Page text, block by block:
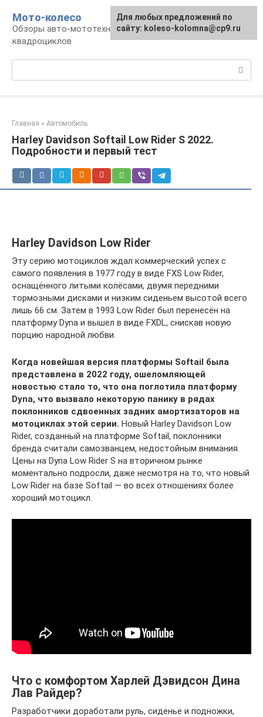
контенту
Мото-колесо
Обзоры авто-мототехники, снегоходов,
квадроциклов
Главная » Автомобиль
Harley Davidson Softail Low Rider S 2022.
Подробности и первый тест
Harley Davidson Low Rider
Эту серию мотоциклов ждал коммерческий успех с
самого появления в 1977 году в виде FXS Low Rider,
оснащённого литыми колёсами, двумя передними
тормозными дисками и низким сиденьем высотой всего
лишь 66 см. Затем в 1993 Low Rider был перенесён на
платформу Dyna и вышел в виде FXDL, снискав новую
порцию народной любви.
Когда новейшая версия платформы Softail была
представлена в 2022 году, ошеломляющей
новостью стало то, что она поглотила платформу
Dyna, что вызвало некоторую панику в рядах
поклонников сдвоенных задних амортизаторов на
мотоциклах этой серии. Новый Harley Davidson Low
Rider, созданный на платформе Softail, поклонники
бренда считали самозванцем, недостойным внимания.
Цены на Dyna Low Rider S на вторичном рынке
моментально подросли, даже несмотря на то, что новый
Low Rider на базе Softail — во всех отношениях более
хороший мотоцикл.
Что с комфортом Харлей Дэвидсон Дина
Лав Райдер?
Разработчики доработали руль, сиденье и подножки,
Для любых предложений по
сайту: koleso-kolomna@cp9.ru